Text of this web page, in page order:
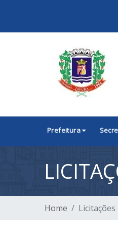
Prefeitura
Home Licitações